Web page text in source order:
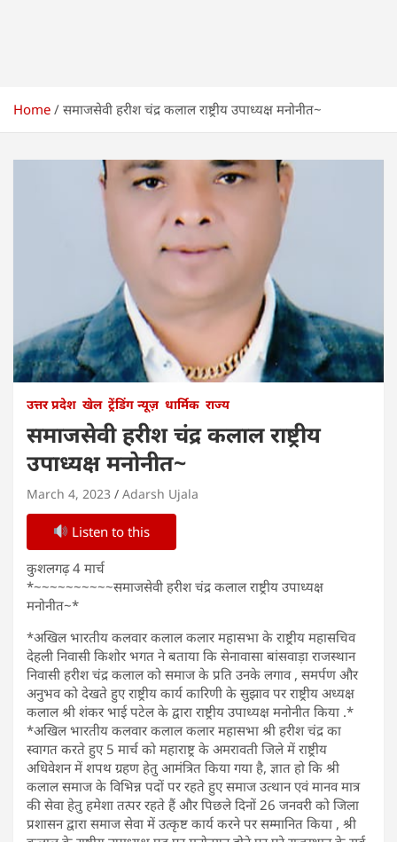
Home समाजसेवी हरीश चंद्र कलाल राष्ट्रीय उपाध्यक्ष मनोनीत~
उत्तर प्रदेश खेल ट्रेंडिंग न्यूज़ धार्मिक राज्य
समाजसेवी हरीश चंद्र कलाल राष्ट्रीय
उपाध्यक्ष मनोनीत~
March 4, 2023 Adarsh Ujala
Listen to this
कुशलगढ़ 4 मार्च
*~~~~~~~~~~समाजसेवी हरीश चंद्र कलाल राष्ट्रीय उपाध्यक्ष
मनोनीत~*
*अखिल भारतीय कलवार कलाल कलार महासभा के राष्ट्रीय महासचिव
देहली निवासी किशोर भगत ने बताया कि सेनावासा बांसवाड़ा राजस्थान
निवासी हरीश चंद्र कलाल को समाज के प्रति उनके लगाव , समर्पण और
अनुभव को देखते हुए राष्ट्रीय कार्य कारिणी के सुझाव पर राष्ट्रीय अध्यक्ष
कलाल श्री शंकर भाई पटेल के द्वारा राष्ट्रीय उपाध्यक्ष मनोनीत किया .*
*अखिल भारतीय कलवार कलाल कलार महासभा श्री हरीश चंद्र का
स्वागत करते हुए 5 मार्च को महाराष्ट्र के अमरावती जिले में राष्ट्रीय
अधिवेशन में शपथ ग्रहण हेतु आमंत्रित किया गया है, ज्ञात हो कि श्री
कलाल समाज के विभिन्न पदों पर रहते हुए समाज उत्थान एवं मानव मात्र
की सेवा हेतु हमेशा तत्पर रहते हैं और पिछले दिनों 26 जनवरी को जिला
प्रशासन द्वारा समाज सेवा में उत्कृष्ट कार्य करने पर सम्मानित किया , श्री